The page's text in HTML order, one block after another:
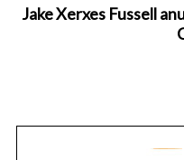
Jake Xerxes Fussell